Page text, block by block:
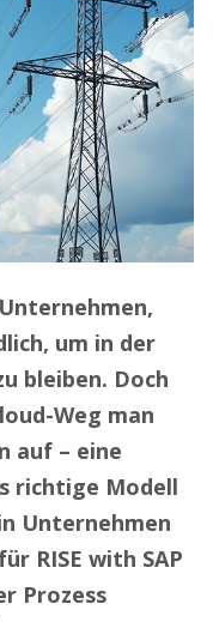
um in der
bleiben. Doch
Weg man
auf – eine
richtige Modell
Unternehmen
RISE with SAP
Prozess